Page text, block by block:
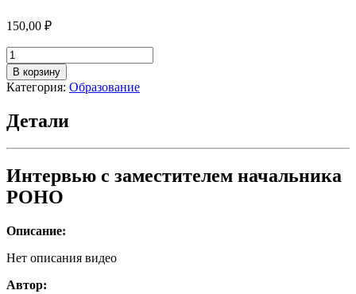
150,00 ₽
Количество
товара
Интервью
с
начальника
В корзину
Категория: Образование
Детали
Интервью с заместителем начальника
РОНО
Описание:
Нет описания видео
Автор: